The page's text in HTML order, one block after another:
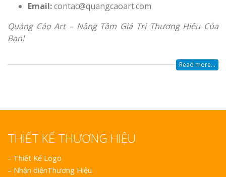
Email:contac@quangcaoart.com
Quảng Cáo Art – Nâng Tầm Giá Trị Thương Hiệu Của
Bạn!
Read more...
THIẾT KẾ THƯƠNG HIỆU
– Thiết Kế Logo
– Nhận diệnThương Hiệu